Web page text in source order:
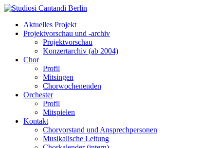
Aktuelles Projekt
Projektvorschau und -archiv
Projektvorschau
Konzertarchiv (ab 2004)
Chor
Profil
Mitsingen
Chorwochenenden
Orchester
Profil
Mitspielen
Kontakt
Chorvorstand und Ansprechpersonen
Musikalische Leitung